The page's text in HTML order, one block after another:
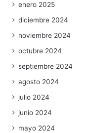
enero 2025
diciembre 2024
noviembre 2024
octubre 2024
septiembre 2024
agosto 2024
julio 2024
junio 2024
mayo 2024